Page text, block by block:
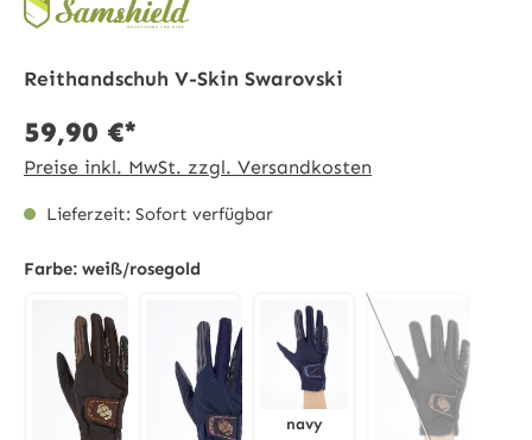
Reithandschuh V-Skin Swarovski
59,90 €*
Preise inkl. MwSt. zzgl. Versandkosten
Lieferzeit: Sofort verfügbar
Farbe: weiß/rosegold
navy